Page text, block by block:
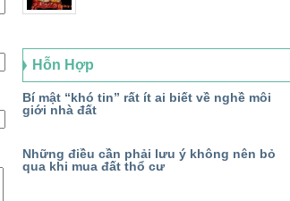
Hỗn Hợp
Bí mật “khó tin” rất ít ai biết về nghề môi
giới nhà đất
Những điều cần phải lưu ý không nên bỏ
qua khi mua đất thổ cư